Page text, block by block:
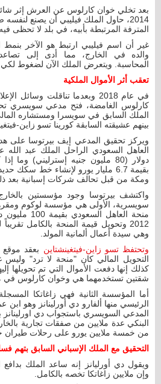
بعد تخلي خوان كارلوس عن العرش إثر
2014، حاول الملك فيليبي أن يصنع
المترفة المرتبطة بأبيه، في بلد لا تحظى
غير أن اسم فيليبي ارتبط هو الآخر بنمط
والده في الخارج، مما أدى إلى تصاعد
المحاسبة. ويتعرض الملك الآن لضغوط لكي
تعقب أثر الأموال الملكية
في عام 2018 وبعدما تناقلت
كارلوس الغامضة، فتح مدعي سويسري
الملك السابق في سويسرا ومستشاره
بينهم عشيقته السابقة كورينا تسو زاين-
ويركز تحقيق المدعي إيف بيرتوسا على
دولار (80 مليون جنيه إسترليني)
بقيمة 6.7 مليار يورو لإنشاء خط سكك
ومكة من قبل تحالف شركات إسبانية بعد
واكتشف بيرتوسا وجود مؤسستين
سويسرية، الأولى هي مؤسسة لوكوم
منحة العاهل
2012 وتحويل قيمة المنحة بالكامل
وهي سيدة أعمال ألمانية المولد.
وتحتفظ تسو زاين-فيتغينشتاين بعقد
التحويل المالي كان "منحة لا ترد" وليس
كذلك إنها دفعت الأموال التي تم تحويلها
شقتين تستخدمهما هي وخوان كارلوس في
أما المؤسسة الثانية فهي زاغاتكا
الرئيسي منها ألفارو دي أورلينانز وهو
المدعي السويسري باستجواب دي
البنكي عدة ملايين من صفقات تجارية
من خمسة ملايين يورو على رحلات طيران
التحقيق مع الملك الإسباني السابق بتهم
ويقول دي أورليانز إنه ساعد الملك
وإن ملايين زاغاتكا تخصه بالكامل.